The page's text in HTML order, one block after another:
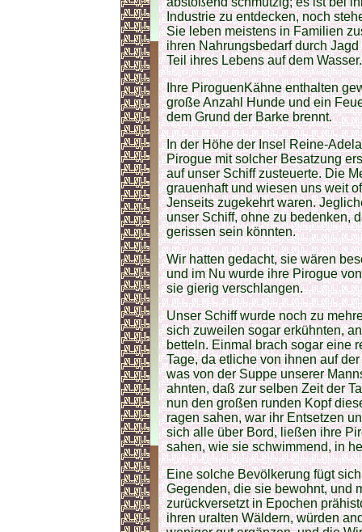
Industrie zu entdecken, noch
Sie leben meistens in Familien
ihren Nahrungsbedarf durch
Teil ihres Lebens auf dem Wasser.
Ihre PiroguenKähne enthalten
große Anzahl Hunde und ein
dem Grund der Barke brennt.
In der Höhe der Insel Reine-
Pirogue mit solcher Besatzung
auf unser Schiff zusteuerte. Die
grauenhaft und wiesen uns weit
Jenseits zugekehrt waren.
unser Schiff, ohne zu bedenken,
gerissen sein könnten.
Wir hatten gedacht, sie wären
und im Nu wurde ihre Pirogue
sie gierig verschlangen.
Unser Schiff wurde noch zu
sich zuweilen sogar erkühnten,
betteln. Einmal brach sogar eine
Tage, da etliche von ihnen auf
was von der Suppe unserer
ahnten, daß zur selben Zeit der
nun den großen runden Kopf
ragen sahen, war ihr Entsetzen
sich alle über Bord, ließen ihre
sahen, wie sie schwimmend, in
Eine solche Bevölkerung fügt
Gegenden, die sie bewohnt, und
zurückversetzt in Epochen
ihren uralten Wäldern, würden